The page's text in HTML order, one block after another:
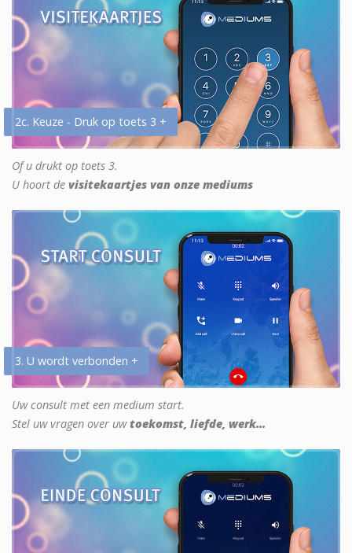
2c. Keuze - Druk op toets 3 +
Of u drukt op toets 3.
U hoort de visitekaartjes van onze mediums
3. U wordt verbonden +
Uw consult met een medium start.
Stel uw vragen over uwtoekomst, liefde, werk...